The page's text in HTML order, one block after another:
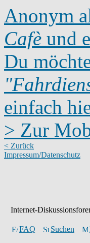
Anonym
Cafè und
Du
einfach
> Zur
< Zurück
Impressum/Datenschutz
Internet-
FAQ Suchen